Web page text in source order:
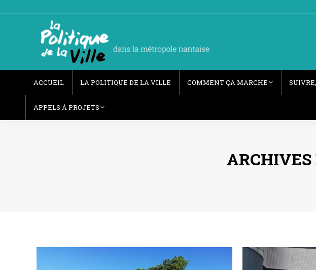
ACCUEIL LA POLITIQUE DE LA VILLE COMMENT ÇA MARCHE
APPELS À PROJETS
ARCHIVES